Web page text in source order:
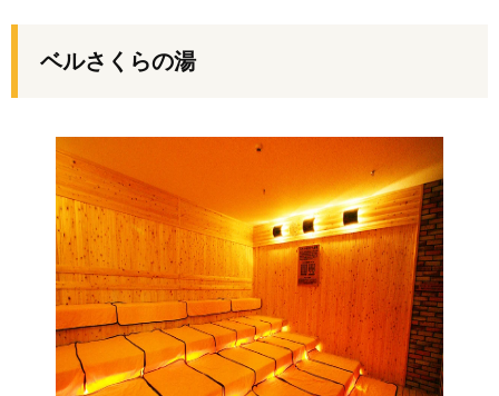
ベルさくらの湯